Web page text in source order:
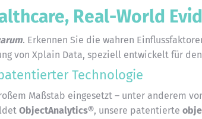
Real-World
. Erkennen Sie die wahren
von Xplain Data, speziell entwickelt für
Technologie
Maßstab eingesetzt – unter anderem
ObjectAnalytics®, unsere patentierte